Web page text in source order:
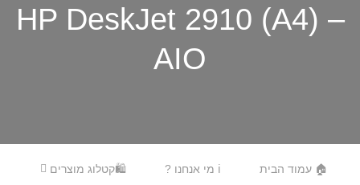
– (A4) HP DeskJet 2910
AIO
Menu🏠 עמוד הבית
ℹ️ מי אנחנו ? 🛍️קטלוג מוצרים